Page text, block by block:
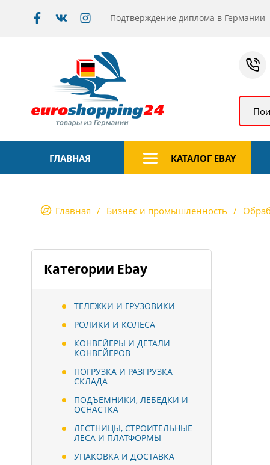
Подтверждение диплома в Германии
ГЛАВНАЯ КАТАЛОГ EBAY
Главная Бизнес и промышленность
Категории Ebay
ТЕЛЕЖКИ И ГРУЗОВИКИ
РОЛИКИ И КОЛЕСА
КОНВЕЙЕРЫ И ДЕТАЛИ
КОНВЕЙЕРОВ
ПОГРУЗКА И РАЗГРУЗКА
СКЛАДА
ПОДЪЕМНИКИ, ЛЕБЕДКИ И
ОСНАСТКА
ЛЕСТНИЦЫ, СТРОИТЕЛЬНЫЕ
ЛЕСА И ПЛАТФОРМЫ
УПАКОВКА И ДОСТАВКА